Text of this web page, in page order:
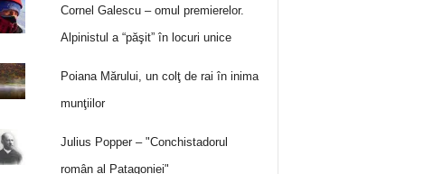
Cornel Galescu – omul premierelor.
Alpinistul a “păşit” în locuri unice
Poiana Mărului, un colţ de rai în inima
munţiilor
Julius Popper – "Conchistadorul
român al Patagoniei"